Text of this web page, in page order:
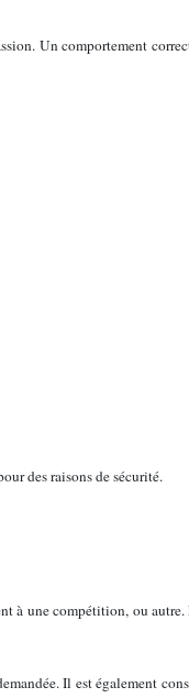
Un comportement
des raisons de sécurité.
à une compétition, ou
Il est également